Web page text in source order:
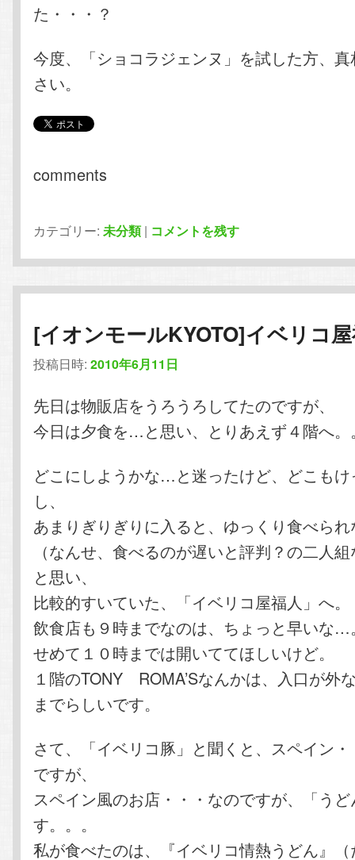
た・・・？
今度、「ショコラジェンヌ」を試した方、
さい。
comments
カテゴリー: 未分類 | コメントを残す
[イオンモールKYOTO]イベリコ
投稿日時:2010年6月11日
先日は物販店をうろうろしてたのですが、
今日は夕食を…と思い、とりあえず４階へ。
どこにしようかな…と迷ったけど、どこも
し、
あまりぎりぎりに入ると、ゆっくり食べら
（なんせ、食べるのが遅いと評判？の二人
と思い、
比較的すいていた、「イベリコ屋福人」へ。
飲食店も９時までなのは、ちょっと早いな…
せめて１０時までは開いててほしいけど。
１階のTONY ROMA’Sなんかは、入口が外
までらしいです。
さて、「イベリコ豚」と聞くと、スペイン
ですが、
スペイン風のお店・・・なのですが、「う
す。。。
私が食べたのは、『イベリコ情熱うどん』